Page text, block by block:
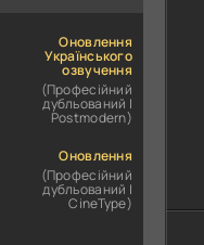
Оновлення
Українського
озвучення
(Професійний
дубльований |
Postmodern)
Оновлення
(Професійний
дубльований |
CineType)